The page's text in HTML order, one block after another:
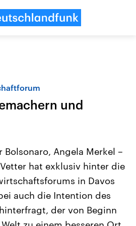
Anhalt
6.
das
aus
USA
Aktuelle Beiträge,
Hintergründe
Wirtschaftlich und
gehören die Vereinigten
den mächtigsten Ländern
mit großem Einfluss auf
und
Bolsonaro, Angela Merkel –
hat exklusiv hinter die
in Davos
auch die Intention des
der von Beginn